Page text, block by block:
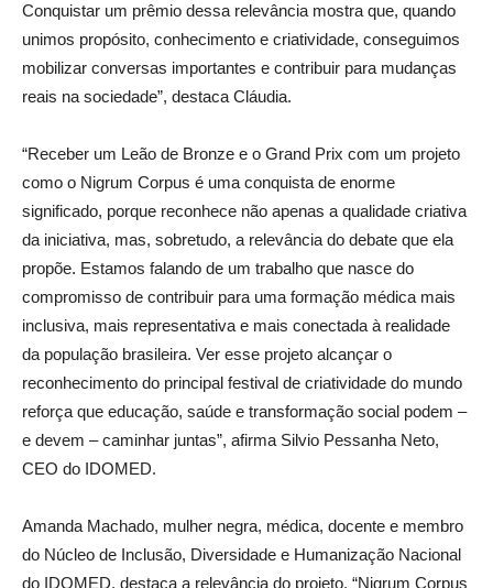
Conquistar um prêmio dessa relevância mostra que, quando
unimos propósito, conhecimento e criatividade, conseguimos
mobilizar conversas importantes e contribuir para mudanças
reais na sociedade”, destaca Cláudia.
“Receber um Leão de Bronze e o Grand Prix com um projeto
como o Nigrum Corpus é uma conquista de enorme
significado, porque reconhece não apenas a qualidade criativa
da iniciativa, mas, sobretudo, a relevância do debate que ela
propõe. Estamos falando de um trabalho que nasce do
compromisso de contribuir para uma formação médica mais
inclusiva, mais representativa e mais conectada à realidade
da população brasileira. Ver esse projeto alcançar o
reconhecimento do principal festival de criatividade do mundo
reforça que educação, saúde e transformação social podem –
e devem – caminhar juntas”, afirma Silvio Pessanha Neto,
CEO do IDOMED.
Amanda Machado, mulher negra, médica, docente e membro
do Núcleo de Inclusão, Diversidade e Humanização Nacional
do IDOMED, destaca a relevância do projeto. “Nigrum Corpus